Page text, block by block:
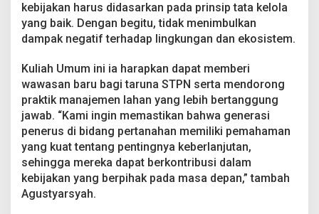
T
a
t
a
e
l
o
a
P
e
r
t
kebijakan harus didasarkan pada prinsip tata kelola
yang baik. Dengan begitu, tidak menimbulkan
dampak negatif terhadap lingkungan dan ekosistem.
Kuliah Umum ini ia harapkan dapat memberi
wawasan baru bagi taruna STPN serta mendorong
praktik manajemen lahan yang lebih bertanggung
jawab. “Kami ingin memastikan bahwa generasi
penerus di bidang pertanahan memiliki pemahaman
yang kuat tentang pentingnya keberlanjutan,
sehingga mereka dapat berkontribusi dalam
kebijakan yang berpihak pada masa depan,” tambah
Agustyarsyah.